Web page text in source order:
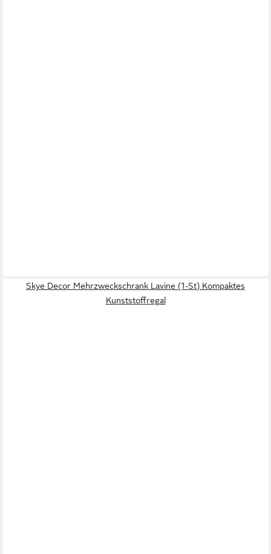
Skye Decor Mehrzweckschrank Lavine (1-St) Kompaktes
Kunststoffregal